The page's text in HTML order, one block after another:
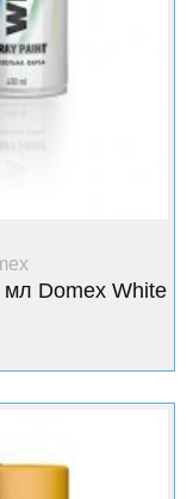
мл Domex White